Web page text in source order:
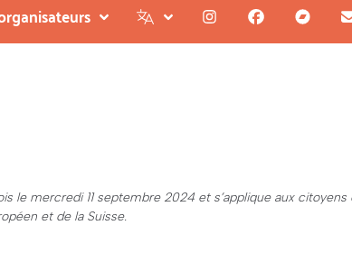
le mercredi 11 septembre 2024 et s’applique aux citoyens
et de la Suisse.